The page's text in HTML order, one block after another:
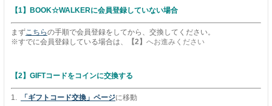
【1】BOOK☆WALKERに会員登録していない場合
まずこちらの手順で会員登録をしてから、交換してください。
※すでに会員登録している場合は、
【2】 へお進みください
【2】GIFTコードをコインに交換する
1. 「ギフトコード交換」ページに移動